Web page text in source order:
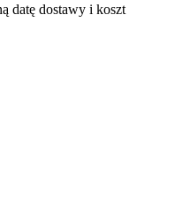
datę dostawy i koszt